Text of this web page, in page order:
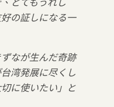
の証しになる一
なが生んだ奇跡
湾発展に尽くし
に使いたい」と